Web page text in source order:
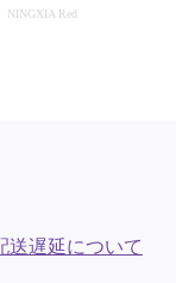
NINGXIA Red
送遅延について